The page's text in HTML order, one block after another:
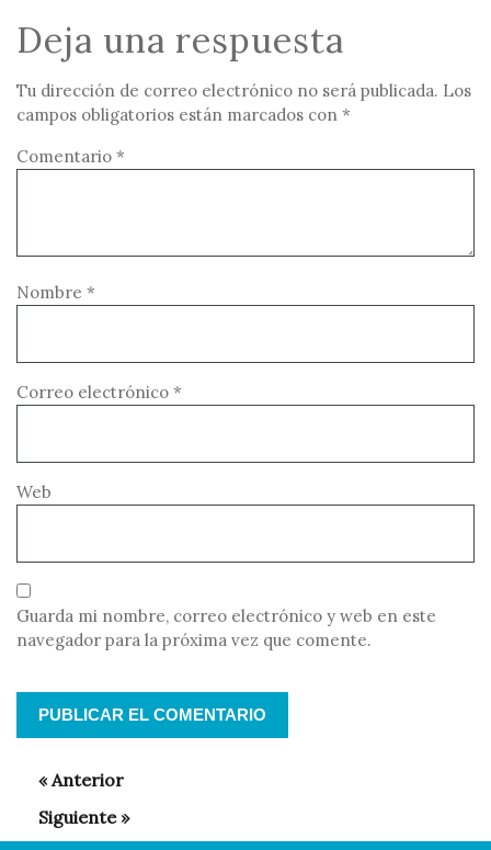
Deja una respuesta
Tu dirección de correo electrónico no será publicada. Los
campos obligatorios están marcados con *
Comentario *
Nombre *
Correo electrónico *
Web
Guarda mi nombre, correo electrónico y web en este
navegador para la próxima vez que comente.